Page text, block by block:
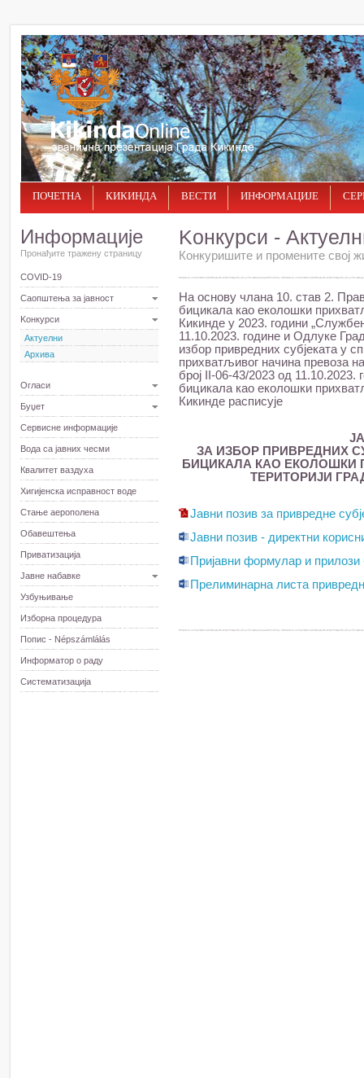
ПОЧЕТНА КИКИНДА ВЕСТИ ИНФОРМАЦИЈЕ
Информације
Пронађите тражену страницу
COVID-19
Саопштења за јавност
Kонкурси
Актуелни
Архива
Огласи
Буџет
Сервисне информације
Вода са јавних чесми
Квалитет ваздуха
Хигијенска исправност воде
Стање аерополена
Обавештења
Приватизација
Јавне набавке
Узбуњивање
Изборна процедура
Попис - Népszámlálás
Информатор о раду
Систематизација
Kонкурси -
Конкуришите и промените свој
На основу члана 10. став 2.
бицикала као еколошки
Кикинде у 2023. години
11.10.2023. године и Одлуке
избор привредних субјеката у
прихватљивог начина превоза
број II-06-43/2023 од 11.10.2023.
бицикала као еколошки
Кикинде расписује
ЗА ИЗБОР ПРИВРЕДНИХ
БИЦИКАЛА КАО ЕКОЛОШКИ
ТЕРИТОРИЈИ
Јавни позив за привредне
Јавни позив - директни
Пријавни формулар и прилози
Прелиминарна листа